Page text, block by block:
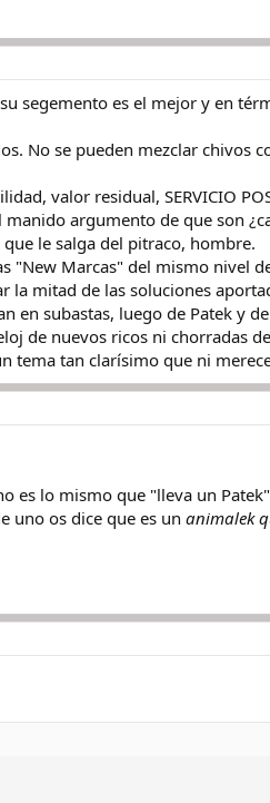
segemento es el mejor y en
No se pueden mezclar chivos
valor residual, SERVICIO
argumento de que son
le salga del pitraco, hombre.
"New Marcas" del mismo nivel
la mitad de las soluciones
en subastas, luego de Patek y
de nuevos ricos ni chorradas
tema tan clarísimo que ni
es lo mismo que "lleva un
uno os dice que es un animalek